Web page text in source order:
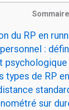
Sommaire
du RP en
:
types de RP
sur